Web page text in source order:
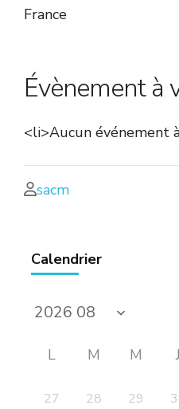
France
Évènement à
<li>Aucun événement
sacm
Calendrier
L M M J
27 28 29